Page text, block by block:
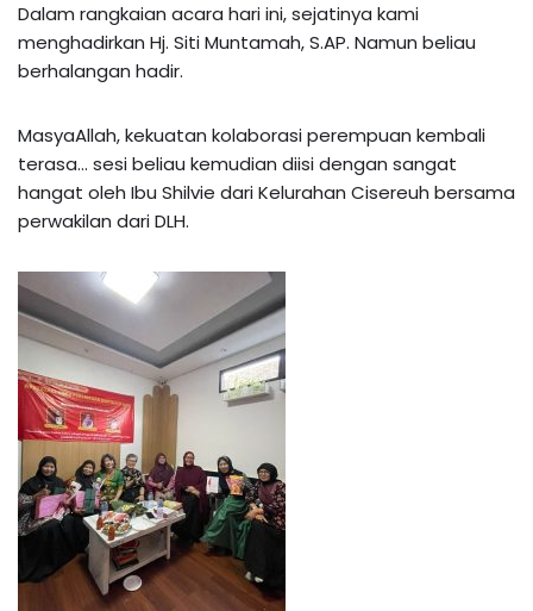
Dalam rangkaian acara hari ini, sejatinya kami
menghadirkan Hj. Siti Muntamah, S.AP. Namun beliau
berhalangan hadir.
MasyaAllah, kekuatan kolaborasi perempuan kembali
terasa… sesi beliau kemudian diisi dengan sangat
hangat oleh Ibu Shilvie dari Kelurahan Cisereuh bersama
perwakilan dari DLH.